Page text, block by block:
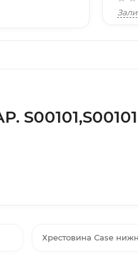
Хрестовина Case